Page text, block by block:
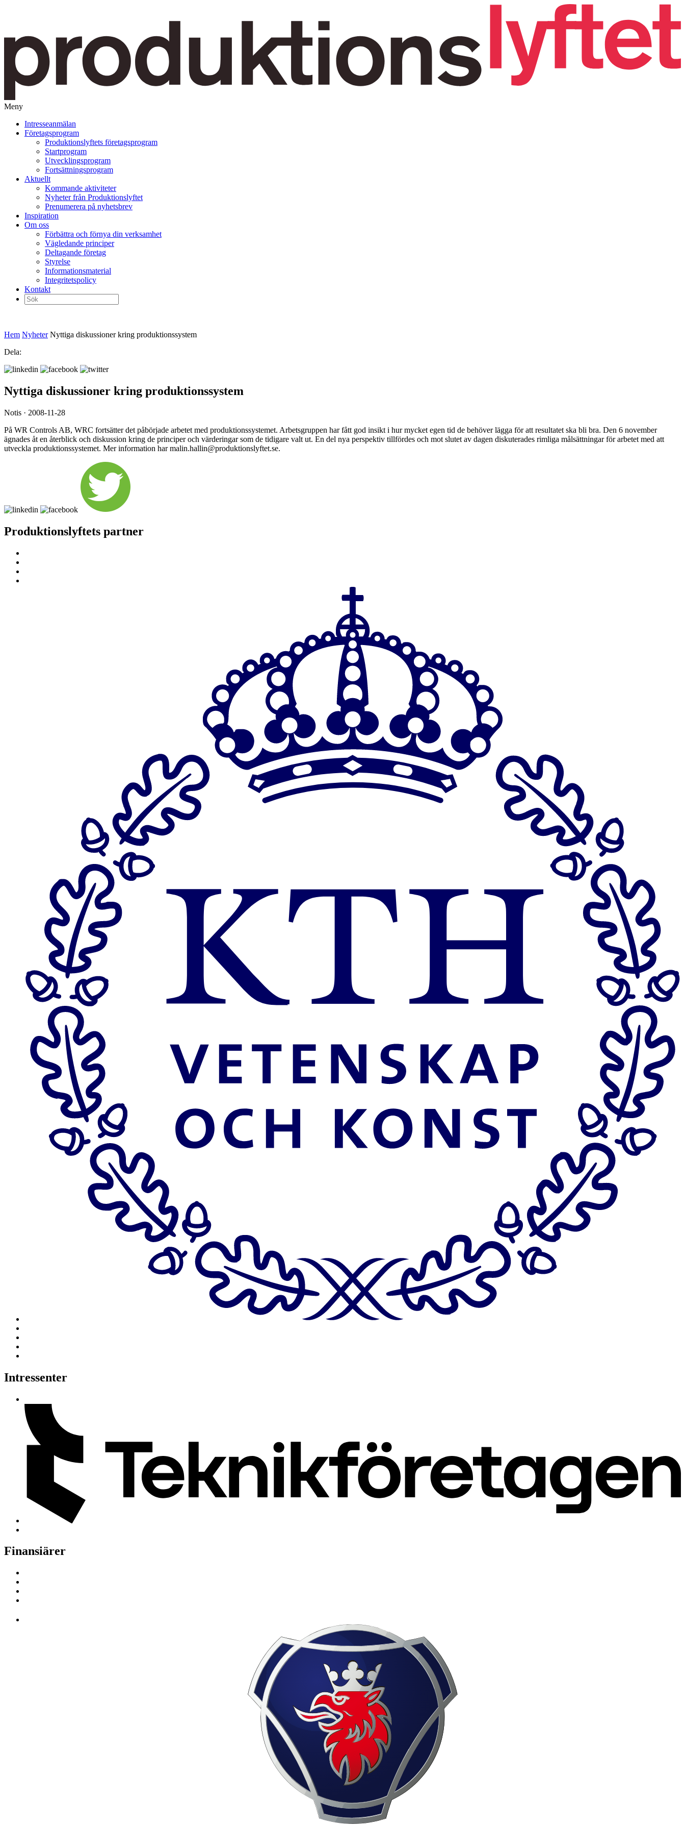
Meny
vidare
Intresseanmälan
Företagsprogram
Produktionslyftets företagsprogram
Startprogram
Utvecklingsprogram
Fortsättningsprogram
Aktuellt
Kommande aktiviteter
Nyheter från Produktionslyftet
Prenumerera på nyhetsbrev
Inspiration
Om oss
Förbättra och förnya din verksamhet
Vägledande principer
Deltagande företag
Styrelse
Informationsmaterial
Integritetspolicy
Kontakt
Sök
efter:
Hem Nyheter Nyttiga diskussioner kring produktionssystem
Dela:
Nyttiga diskussioner kring produktionssystem
Notis · 2008-11-28
På WR Controls AB, WRC fortsätter det påbörjade arbetet med produktionssystemet. Arbetsgruppen har fått god insikt i hur mycket egen tid de behöver lägga för att resultatet ska bli bra. Den 6 november
ägnades åt en återblick och diskussion kring de principer och värderingar som de tidigare valt ut. En del nya perspektiv tillfördes och mot slutet av dagen diskuterades rimliga målsättningar för arbetet med att
utveckla produktionssystemet. Mer information har malin.hallin@produktionslyftet.se.
Produktionslyftets partner
Intressenter
Finansiärer